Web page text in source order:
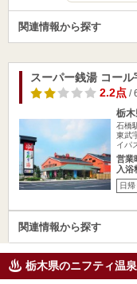
関連情報から探す
スーパー銭湯 コー
2.2点/
栃
石橋
東武
イパ
営業
入浴
日帰
関連情報から探す
栃木県のニフティ温